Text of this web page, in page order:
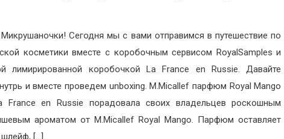
Сегодня мы с вами отправимся в путешествие по
косметики вместе с коробочным сервисом RoyalSamples и
лимирированной коробочкой La France en Russie. Давайте
и вместе проведем unboxing. M.Micallef парфюм Royal Mango
France en Russie порадовала своих владельцев роскошным
ароматом от M.Micallef Royal Mango. Парфюм оставляет
[…]